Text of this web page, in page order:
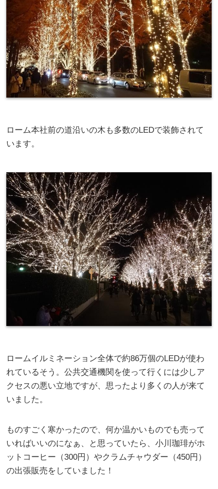
ローム本社前の道沿いの木も多数のLEDで装飾されて
います。
ロームイルミネーション全体で約86万個のLEDが使わ
れているそう。公共交通機関を使って行くには少しア
クセスの悪い立地ですが、思ったより多くの人が来て
いました。
ものすごく寒かったので、何か温かいものでも売って
いればいいのになぁ、と思っていたら、小川珈琲がホ
ットコーヒー（300円）やクラムチャウダー（450円）
の出張販売をしていました！